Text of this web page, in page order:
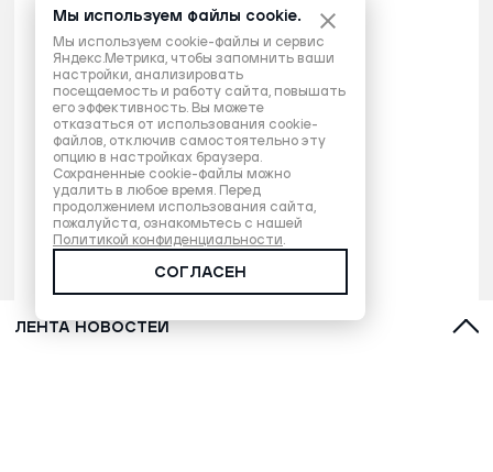
ЛЕНТА НОВОСТЕЙ
Мы используем файлы cookie.
Мы используем cookie-файлы и сервис
Яндекс.Метрика, чтобы запомнить ваши
настройки, анализировать
посещаемость и работу сайта, повышать
его эффективность. Вы можете
отказаться от использования cookie-
файлов, отключив самостоятельно эту
опцию в настройках браузера.
Сохраненные cookie-файлы можно
удалить в любое время. Перед
продолжением использования сайта,
пожалуйста, ознакомьтесь с нашей
Политикой конфиденциальности.
СОГЛАСЕН